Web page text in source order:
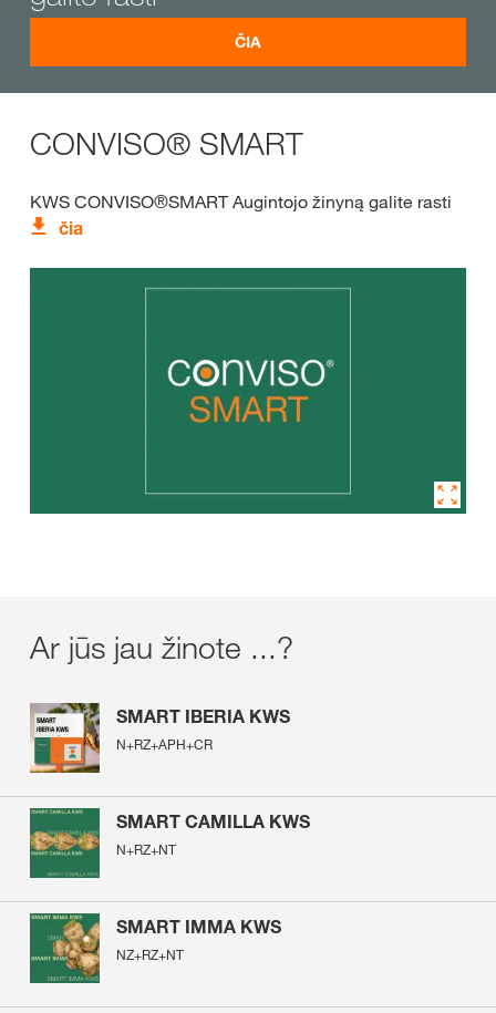
ČIA
CONVISO® SMART
KWS CONVISO®SMART Augintojo žinyną galite rasti
čia
Ar jūs jau žinote ...?
SMART IBERIA KWS
N+RZ+APH+CR
SMART CAMILLA KWS
N+RZ+NT
SMART IMMA KWS
NZ+RZ+NT